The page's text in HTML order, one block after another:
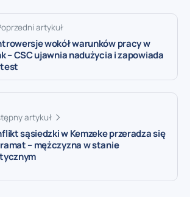
artykuł
wokół warunków pracy w
– CSC ujawnia nadużycia i zapowiada
artykuł
sąsiedzki w Kemzeke przeradza się
– mężczyzna w stanie